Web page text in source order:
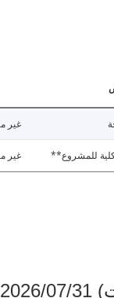
غير
للمشروع** غير